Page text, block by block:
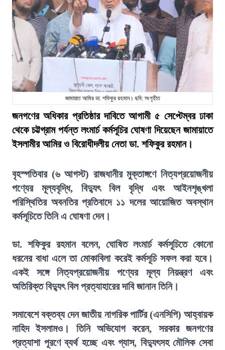
জামায়াত আমির ডা. শফিকুর রহমান। ছবি: সংগৃহীত
জনগণের অধিকার প্রতিষ্ঠার দাবিতে আগামী ৫ সেপ্টেম্বর ঢাকা
থেকে চট্টগ্রাম পর্যন্ত লংমার্চ কর্মসূচির ঘোষণা দিয়েছেন জামায়াতে
ইসলামীর আমির ও বিরোধীদলীয় নেতা ডা. শফিকুর রহমান।
বৃহস্পতিবার (৬ আগস্ট) রাজধানীর মুক্তাঙ্গণে নিত্যপ্রয়োজনীয়
পণ্যের মূল্যবৃদ্ধি, বিদ্যুৎ বিল বৃদ্ধি এবং আইনশৃঙ্খলা
পরিস্থিতির অবনতির প্রতিবাদে ১১ দলের আয়োজিত অবস্থান
কর্মসূচিতে তিনি এ ঘোষণা দেন।
ডা. শফিকুর রহমান বলেন, ঘোষিত লংমার্চ কর্মসূচিতে কোনো
ধরনের বাধা এলে তা মোকাবিলা করেই কর্মসূচি সফল করা হবে।
একই সঙ্গে নিত্যপ্রয়োজনীয় পণ্যের মূল্য নিয়ন্ত্রণ এবং
অতিরিক্ত বিদ্যুৎ বিল প্রত্যাহারের দাবি জানান তিনি।
সমাবেশে বক্তব্য দেন জাতীয় নাগরিক পার্টির (এনসিপি) আহ্বায়ক
নাহিদ ইসলামও। তিনি অভিযোগ করেন, সরকার জনগণের
প্রত্যাশা পূরণে ব্যর্থ হচ্ছে এবং গ্যাস, বিদ্যুৎসহ মৌলিক সেবা